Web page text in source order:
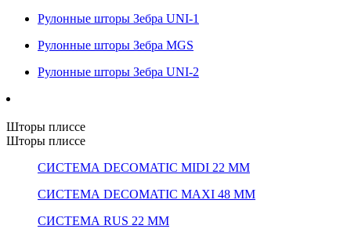
Рулонные шторы Зебра UNI-1
Рулонные шторы Зебра MGS
Рулонные шторы Зебра UNI-2
Шторы плиссе
Шторы плиссе
СИСТЕМА DECOMATIC MIDI 22 ММ
СИСТЕМА DECOMATIC MAXI 48 ММ
СИСТЕМА RUS 22 ММ